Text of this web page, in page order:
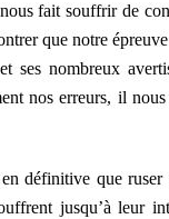
fait souffrir de
que notre
ses nombreux
nos erreurs, il
définitive que
jusqu’à leur